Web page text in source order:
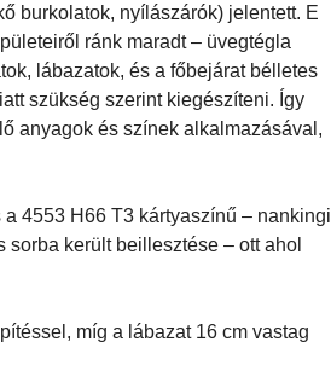
burkolatok, nyílászárók) jelentett. E
ránk maradt – üvegtégla
lábazatok, és a főbejárat bélletes
szükség szerint kiegészíteni. Így
anyagok és színek alkalmazásával,
4553 H66 T3 kártyaszínű – nankingi
került beillesztése – ott ahol
míg a lábazat 16 cm vastag